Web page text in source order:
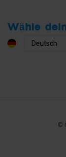
Wähle
©